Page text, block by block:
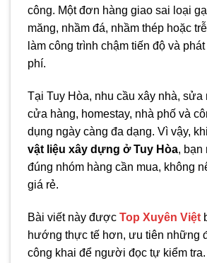
công. Một đơn hàng giao sai loại
măng, nhầm đá, nhầm thép hoặc
làm công trình chậm tiến độ và
phí.
Tại Tuy Hòa, nhu cầu xây nhà, sửa
cửa hàng, homestay, nhà phố và
dụng ngày càng đa dạng. Vì vậy,
vật liệu xây dựng ở Tuy Hòa, bạn
đúng nhóm hàng cần mua, không
giá rẻ.
Bài viết này được Top Xuyên Việt
hướng thực tế hơn, ưu tiên những
công khai để người đọc tự kiểm